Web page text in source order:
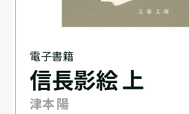
電子書籍
信長影絵 上
津本 陽